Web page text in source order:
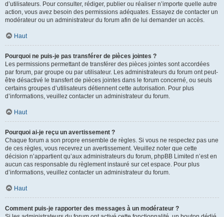
d’utilisateurs. Pour consulter, rédiger, publier ou réaliser n’importe quelle autre
action, vous avez besoin des permissions adéquates. Essayez de contacter un
modérateur ou un administrateur du forum afin de lui demander un accès.
Haut
Pourquoi ne puis-je pas transférer de pièces jointes ?
Les permissions permettant de transférer des pièces jointes sont accordées
par forum, par groupe ou par utilisateur. Les administrateurs du forum ont peut-
être désactivé le transfert de pièces jointes dans le forum concerné, ou seuls
certains groupes d’utilisateurs détiennent cette autorisation. Pour plus
d’informations, veuillez contacter un administrateur du forum.
Haut
Pourquoi ai-je reçu un avertissement ?
Chaque forum a son propre ensemble de règles. Si vous ne respectez pas une
de ces règles, vous recevrez un avertissement. Veuillez noter que cette
décision n’appartient qu’aux administrateurs du forum, phpBB Limited n’est en
aucun cas responsable du règlement instauré sur cet espace. Pour plus
d’informations, veuillez contacter un administrateur du forum.
Haut
Comment puis-je rapporter des messages à un modérateur ?